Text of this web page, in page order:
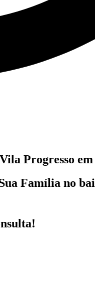
Vila Progresso em
Família no